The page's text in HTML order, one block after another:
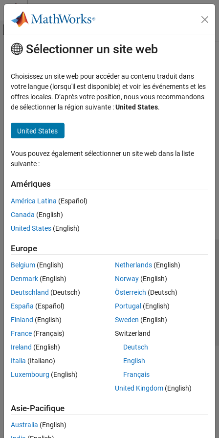
Passer au contenu
Activer/désactiver l'affichage du menu
Accueil de la documentation
Contenu principal
How useful was this information?
Sélectionner un site web
Choisissez un site web pour accéder au contenu traduit dans
votre langue (lorsqu'il est disponible) et voir les événements et les
offres locales. D’après votre position, nous vous recommandons
de sélectionner la région suivante :United States.
United States
Vous pouvez également sélectionner un site web dans la liste
suivante :
Amériques
América Latina (Español)
Canada (English)
United States (English)
Europe
Belgium (English)
Denmark (English)
Deutschland (Deutsch)
España (Español)
Finland (English)
France (Français)
Ireland (English)
Italia (Italiano)
Luxembourg (English)
Netherlands(English)
Norway(English)
Österreich (Deutsch)
Portugal (English)
Sweden (English)
Switzerland
Deutsch
English
Français
United Kingdom(English)
Asie-Pacifique
Australia (English)
Lutte anti-piratage
Contacts locaux
© 1994-2026 The MathWorks, Inc.